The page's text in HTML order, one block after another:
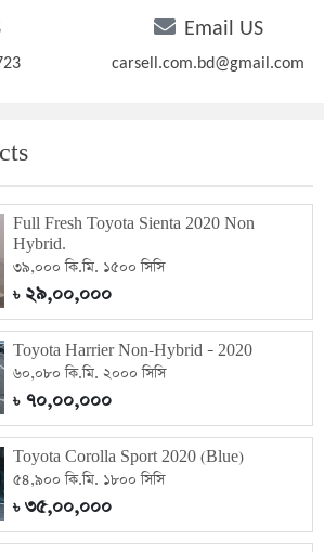
Email US
carsell.com.bd@gmail.com
Full Fresh Toyota Sienta 2020 Non
Hybrid.
৩৯,০০০ কি.মি. ১৫০০ সিসি
৳২৯,০০,০০০
Toyota Harrier Non-Hybrid – 2020
৬০,০৮০ কি.মি. ২০০০ সিসি
৳৭০,০০,০০০
Toyota Corolla Sport 2020 (Blue)
৫৪,৯০০ কি.মি. ১৮০০ সিসি
৳৩৫,০০,০০০